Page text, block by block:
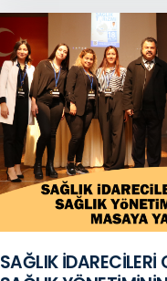
SAĞLIK İDARECİLERİ